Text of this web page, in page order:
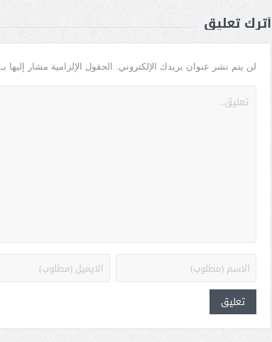
أترك تعليق
لن يتم نشر عنوان بريدك الإلكتروني. الحقول الإلزامية مشار إليها بـ